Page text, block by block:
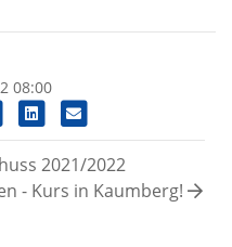
08:00
2021/2022
- Kurs in Kaumberg!